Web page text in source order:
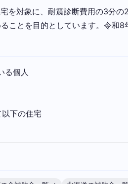
を対象に、耐震診断費用の3分
ことを目的としています。令和8
る個人
下の住宅